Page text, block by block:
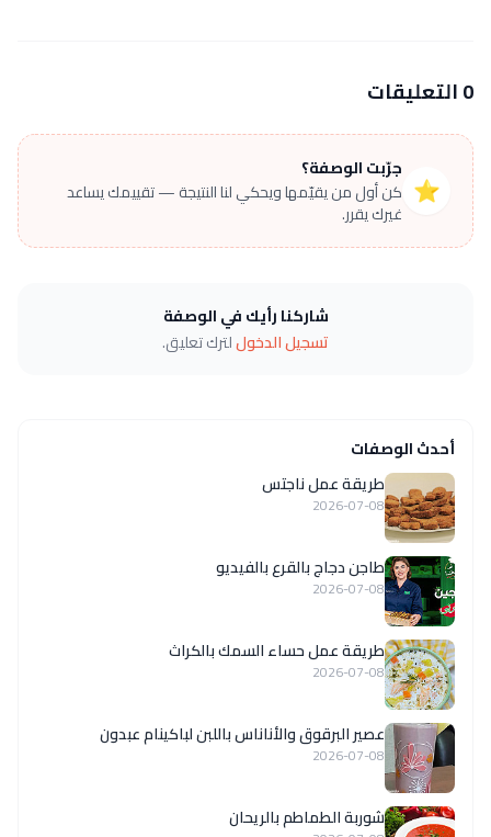
0 التعليقات
⭐
جرّبت الوصفة؟
كن أول من يقيّمها ويحكي لنا النتيجة — تقييمك يساعد
غيرك يقرر.
شاركنا رأيك في الوصفة
تسجيل الدخوللترك تعليق.
أحدث الوصفات
طريقة عمل ناجتس
2026-07-08
طاجن دجاج بالقرع بالفيديو
2026-07-08
طريقة عمل حساء السمك بالكراث
2026-07-08
عصير البرقوق والأناناس باللبن لباكينام عبدون
2026-07-08
شوربة الطماطم بالريحان